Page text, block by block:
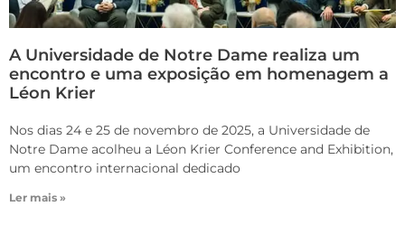
A Universidade de Notre Dame realiza um
encontro e uma exposição em homenagem a
Léon Krier
Nos dias 24 e 25 de novembro de 2025, a Universidade de
Notre Dame acolheu a Léon Krier Conference and Exhibition,
um encontro internacional dedicado
Ler mais »